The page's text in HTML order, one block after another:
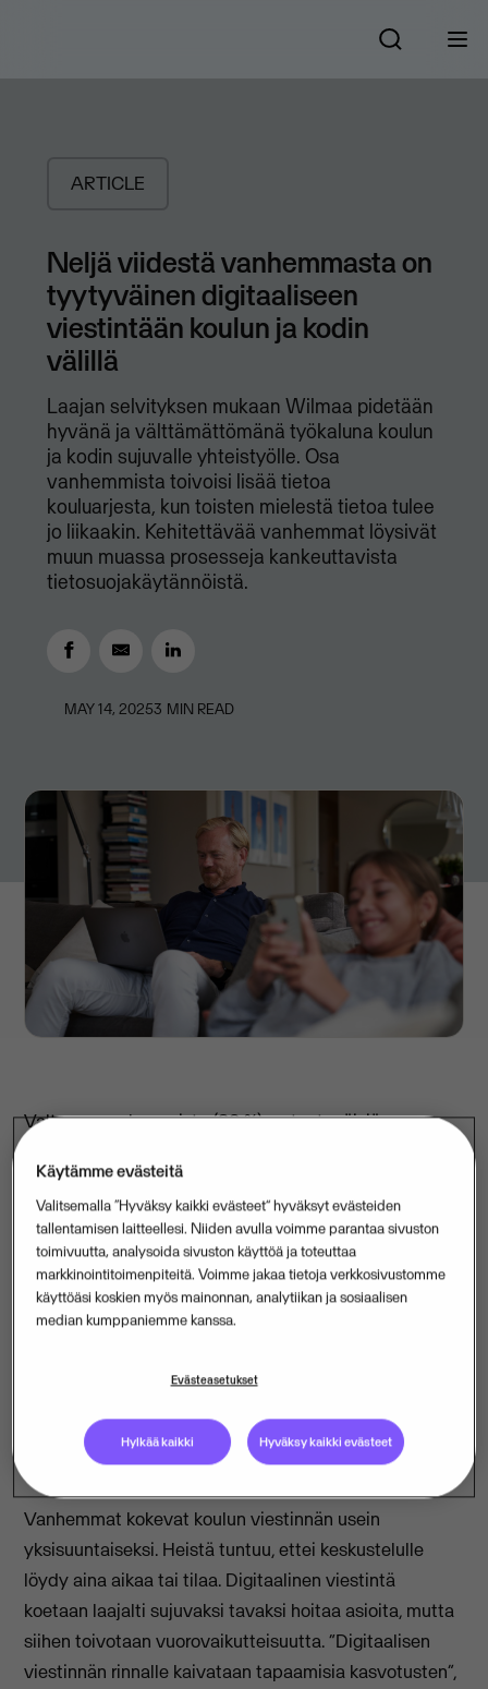
ARTICLE
Neljä viidestä vanhemmasta on
tyytyväinen digitaaliseen
viestintään koulun ja kodin
välillä
Laajan selvityksen mukaan Wilmaa pidetään
hyvänä ja välttämättömänä työkaluna koulun
ja kodin sujuvalle yhteistyölle. Osa
vanhemmista toivoisi lisää tietoa
kouluarjesta, kun toisten mielestä tietoa tulee
jo liikaakin. Kehitettävää vanhemmat löysivät
muun muassa prosesseja kankeuttavista
tietosuojakäytännöistä.
MAY 14, 20253 MIN READ
Valtaosa vanhemmista (82 %) on tyytyväisiä
Tulokset selviävät Vanhempainliiton ja Förbundet Hem
och Skola i Finlandin teettämästä Vanhempien
barometri -selvityksestä, johon vastasi 11 246
suomalaista peruskoululaisen vanhempaa.
“Selvitys tarjoaa erittäin laajan kuvan
koulun ja kodin välinen digitaalinen viestintä toimii
Vanhempainliiton toiminnanjohtajaSaija Ohtonen-
Vanhemmat kokevat koulun viestinnän usein
yksisuuntaiseksi. Heistä tuntuu, ettei keskustelulle
löydy aina aikaa tai tilaa. Digitaalinen viestintä
koetaan laajalti sujuvaksi tavaksi hoitaa asioita, mutta
siihen toivotaan vuorovaikutteisuutta. “Digitaalisen
viestinnän rinnalle kaivataan tapaamisia kasvotusten”,
Käytämme evästeitä
Valitsemalla “Hyväksy kaikki evästeet” hyväksyt evästeiden
tallentamisen laitteellesi. Niiden avulla voimme parantaa sivuston
toimivuutta, analysoida sivuston käyttöä ja toteuttaa
markkinointitoimenpiteitä. Voimme jakaa tietoja verkkosivustomme
käyttöäsi koskien myös mainonnan, analytiikan ja sosiaalisen
median kumppaniemme kanssa.
Evästeasetukset
Hylkää kaikki Hyväksy kaikki evästeet